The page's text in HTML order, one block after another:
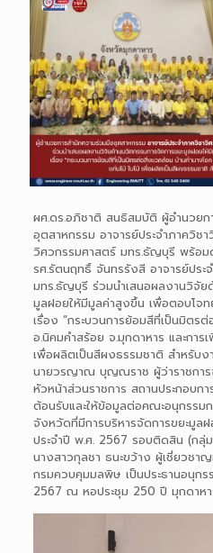
ผศ.ดร.อภิชาติ สนธิสมบัติ ผู้อำนวยก
อุตสาหกรรม อาจารย์ประจำภาควิช
วิศวกรรมศาสตร์ มทร.ธัญบุรี พร้อม
รศ.รัตนฤทธิ์ จันทรรังสี อาจารย์ประ
มทร.ธัญบุรี ร่วมนำเสนอผลงานวิจัย
มูลฝอยให้มีมูลค่าสูงขึ้น เพื่อตอบโจ
เรื่อง “กระบวนการย้อมสีที่เป็นมิตร
อ.นิคมคำสร้อย จ.มุกดาหาร และการ
เพื่อผลิตเป็นสีผงธรรมชาติ สำหรับง
นายวรญาณ บุญณราช ผู้ว่าราชกา
หัวหน้าส่วนราชการ สถานประกอบก
ต้อนรับและให้ข้อมูลต่อคณะอนุกรรมก
จังหวัดที่มีการบริหารจัดการขยะมูล
ประจำปี พ.ศ. 2567 รอบติดสิน (กลุ่
นางสาวกุลชา ธนะขว้าง ผู้เชี่ยวชา
กรมควบคุมมลพิษ เป็นประธานอนุก
2567 ณ หอประชุม 250 ปี มุกดาหา